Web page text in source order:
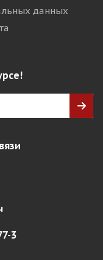
данных
3